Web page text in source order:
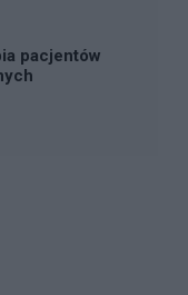
pacjentów